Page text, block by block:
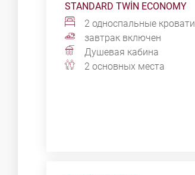
STANDARD TWIN ECONOMY
2 односпальные кровати
завтрак включен
Душевая кабина
2 основных места